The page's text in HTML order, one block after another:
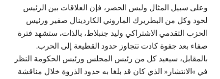
وعلى سبيل المثال وليس الحصر، فإن العلاقات بين الرئيس
لحود وكل من البطريرك الماروني الكاردينال صفير ورئيس
الحزب التقدمي الاشتراكي وليد جنبلاط، بالذات، ستشهد فترة
صفاء بعد جفوة كادت تتجاوز حدود القطيعة إلى الحرب.
بالمقابل، سيعيد كل من رئيس المجلس ورئيس الحكومة النظر
في »الانتشار« الذي كان قد بلغا به حدود الذروة خلال مناقشة